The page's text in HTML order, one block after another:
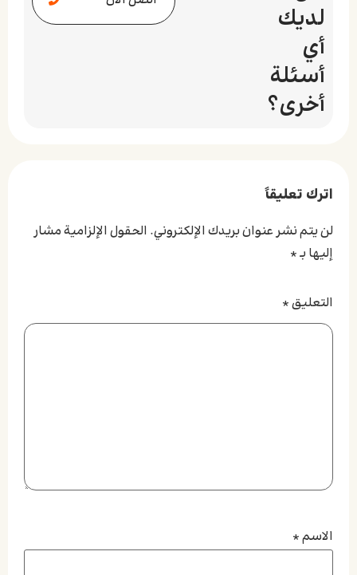
لديك
أي
أسئلة
أخرى؟
اترك تعليقاً
لن يتم نشر عنوان بريدك الإلكتروني. الحقول الإلزامية مشار
إليها بـ*
التعليق*
الاسم*